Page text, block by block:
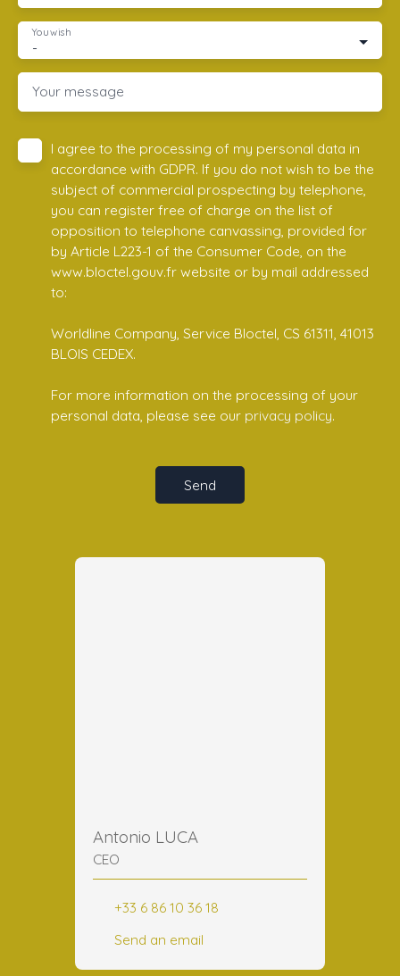
-
You wish
Your message
I agree to the processing of my personal data in
accordance with GDPR. If you do not wish to be the
subject of commercial prospecting by telephone,
you can register free of charge on the list of
opposition to telephone canvassing, provided for
by Article L223-1 of the Consumer Code, on the
www.bloctel.gouv.fr website or by mail addressed
to:
Worldline Company, Service Bloctel, CS 61311, 41013
BLOIS CEDEX.
For more information on the processing of your
personal data, please see our privacy policy.
Send
Antonio LUCA
CEO
+33 6 86 10 36 18
Send an email